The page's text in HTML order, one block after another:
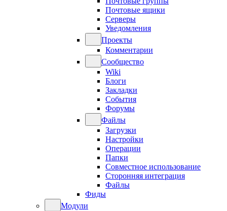
Почтовые ящики
Серверы
Уведомления
Проекты
Комментарии
Сообщество
Wiki
Блоги
Закладки
События
Форумы
Файлы
Загрузки
Настройки
Операции
Папки
Совместное использование
Сторонняя интеграция
Файлы
Фиды
Модули